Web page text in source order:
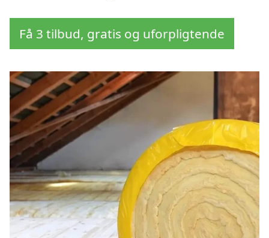
Få 3 tilbud, gratis og uforpligtende